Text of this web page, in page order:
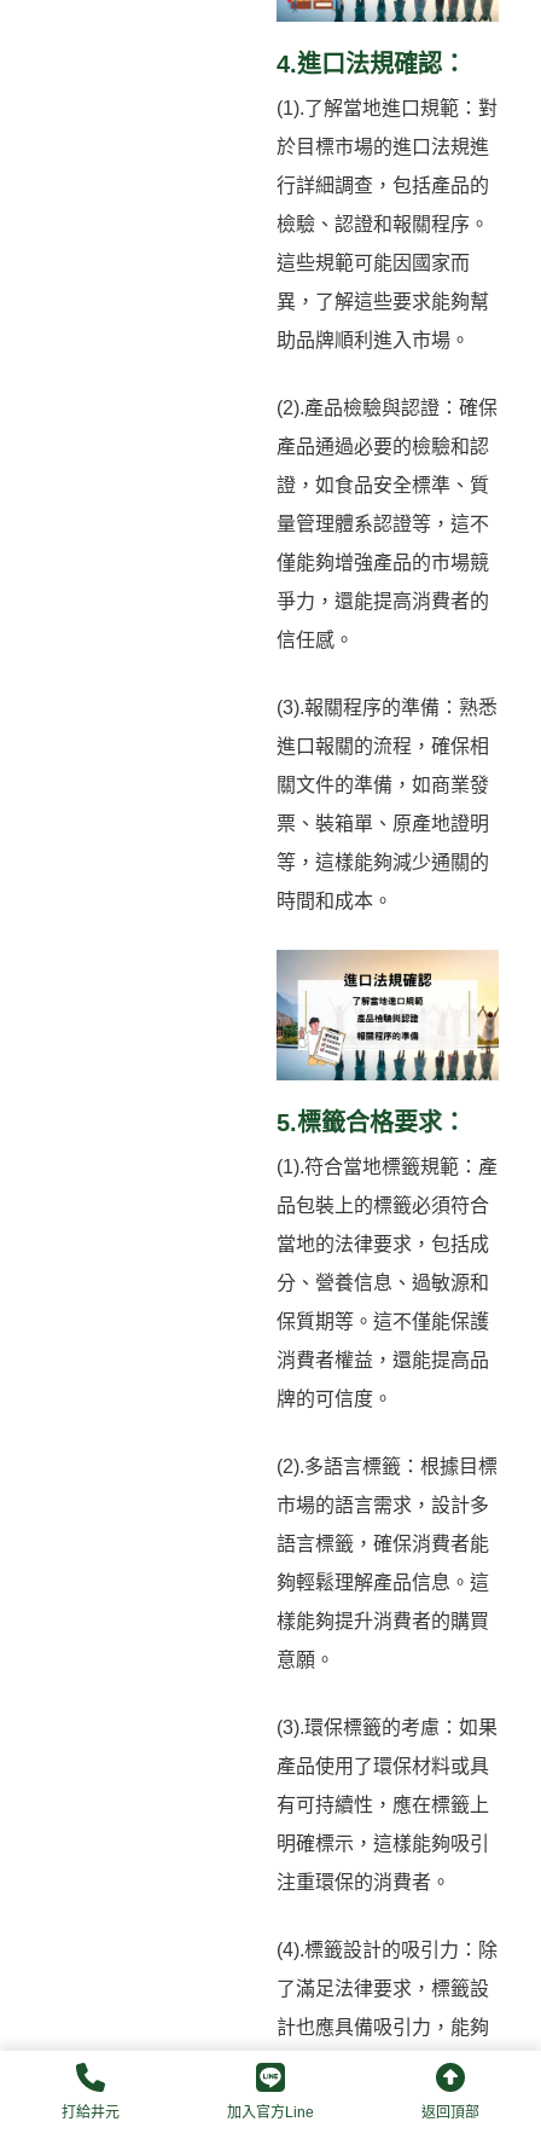
4.進口法規確認：
(1).了解當地進口規範：對
於目標市場的進口法規進
行詳細調查，包括產品的
檢驗、認證和報關程序。
這些規範可能因國家而
異，了解這些要求能夠幫
助品牌順利進入市場。
(2).產品檢驗與認證：確保
產品通過必要的檢驗和認
證，如食品安全標準、質
量管理體系認證等，這不
僅能夠增強產品的市場競
爭力，還能提高消費者的
信任感。
(3).報關程序的準備：熟悉
進口報關的流程，確保相
關文件的準備，如商業發
票、裝箱單、原產地證明
等，這樣能夠減少通關的
時間和成本。
5.標籤合格要求：
(1).符合當地標籤規範：產
品包裝上的標籤必須符合
當地的法律要求，包括成
分、營養信息、過敏源和
保質期等。這不僅能保護
消費者權益，還能提高品
牌的可信度。
(2).多語言標籤：根據目標
市場的語言需求，設計多
語言標籤，確保消費者能
夠輕鬆理解產品信息。這
樣能夠提升消費者的購買
意願。
(3).環保標籤的考慮：如果
產品使用了環保材料或具
有可持續性，應在標籤上
明確標示，這樣能夠吸引
注重環保的消費者。
(4).標籤設計的吸引力：除
了滿足法律要求，標籤設
計也應具備吸引力，能夠
突出品牌形象和產品特
點，促進消費者的購買決
打給井元 加入官方Line 返回頂部